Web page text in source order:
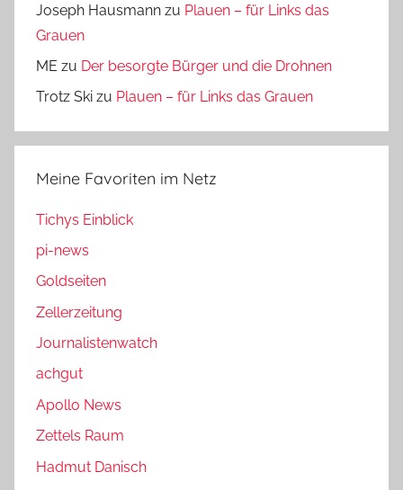
Joseph Hausmann zu Plauen – für Links das
Grauen
ME zu Der besorgte Bürger und die Drohnen
Trotz Ski zu Plauen – für Links das Grauen
Meine Favoriten im Netz
Tichys Einblick
pi-news
Goldseiten
Zellerzeitung
Journalistenwatch
achgut
Apollo News
Zettels Raum
Hadmut Danisch